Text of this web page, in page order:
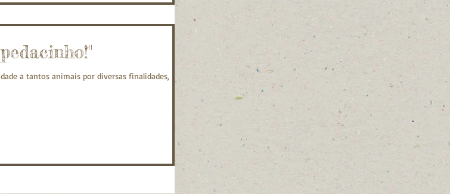
a tantos animais por diversas finalidades,